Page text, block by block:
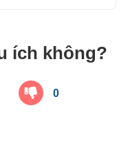
ích không?
0